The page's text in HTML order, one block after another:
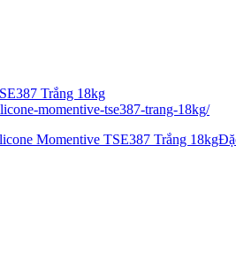
Trắng 18kg
momentive-tse387-trang-18kg/
Momentive TSE387 Trắng